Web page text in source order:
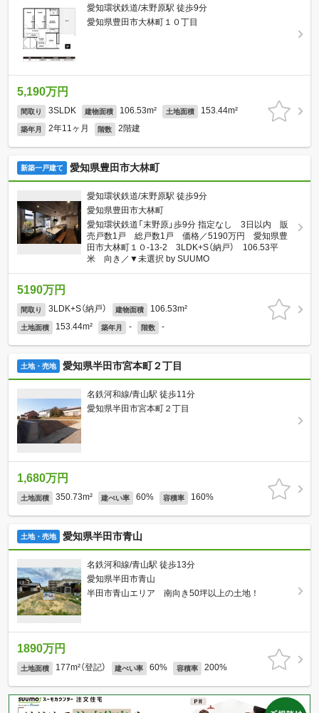
愛知環状鉄道/末野原駅 徒歩9分
愛知県豊田市大林町１０丁目
5,190万円
間取り 3SLDK 建物面積 106.53m² 土地面積 153.44m²
築年月 2年11ヶ月 階数 2階建
新築一戸建て 愛知県豊田市大林町
愛知環状鉄道/末野原駅 徒歩9分
愛知県豊田市大林町
愛知環状鉄道「末野原」歩9分 指定なし 3日以内 販
売戸数1戸 総戸数1戸 価格／5190万円 愛知県豊
田市大林町１０-13-2 3LDK+S（納戸） 106.53平
米 向き／▼未選択 by SUUMO
5190万円
間取り 3LDK+S（納戸） 建物面積 106.53m²
土地面積 153.44m² 築年月 - 階数 -
土地・売地 愛知県半田市宮本町２丁目
名鉄河和線/青山駅 徒歩11分
愛知県半田市宮本町２丁目
1,680万円
土地面積 350.73m² 建ぺい率 60% 容積率 160%
土地・売地 愛知県半田市青山
名鉄河和線/青山駅 徒歩13分
愛知県半田市青山
半田市青山エリア 南向き50坪以上の土地！
1890万円
土地面積 177m²（登記） 建ぺい率 60% 容積率 200%